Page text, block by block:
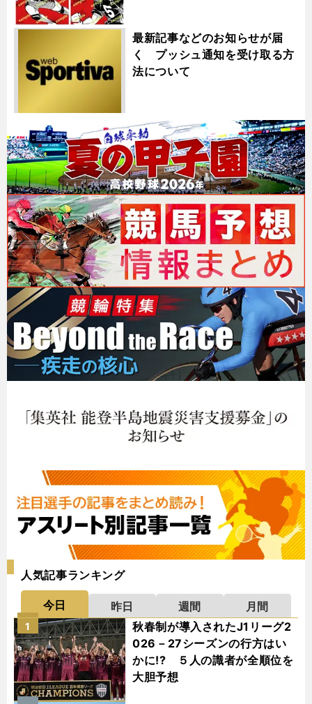
最新記事などのお知らせが届
く プッシュ通知を受け取る方
法について
人気記事ランキング
今日 昨日 週間
月間
秋春制が導入されたJ1リーグ2
026－27シーズンの行方はい
かに!? ５人の識者が全順位を
大胆予想
1